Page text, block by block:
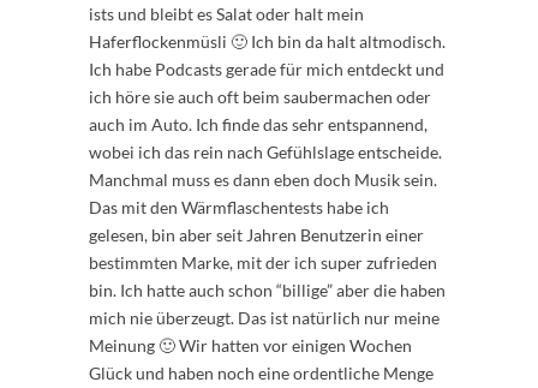
ists und bleibt es Salat oder halt mein
Haferflockenmüsli 🙂 Ich bin da halt altmodisch.
Ich habe Podcasts gerade für mich entdeckt und
ich höre sie auch oft beim saubermachen oder
auch im Auto. Ich finde das sehr entspannend,
wobei ich das rein nach Gefühlslage entscheide.
Manchmal muss es dann eben doch Musik sein.
Das mit den Wärmflaschentests habe ich
gelesen, bin aber seit Jahren Benutzerin einer
bestimmten Marke, mit der ich super zufrieden
bin. Ich hatte auch schon “billige” aber die haben
mich nie überzeugt. Das ist natürlich nur meine
Meinung 🙂 Wir hatten vor einigen Wochen
Glück und haben noch eine ordentliche Menge